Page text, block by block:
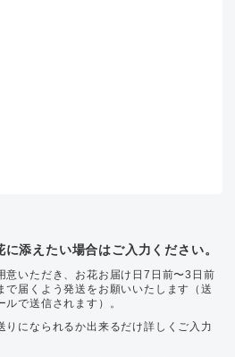
添えたい場合はご入力ください。
意いただき、お花お届け日7日前〜3日前
で届くよう発送をお願いいたします（送
で送信されます）。
りになられるか出来るだけ詳しくご入力